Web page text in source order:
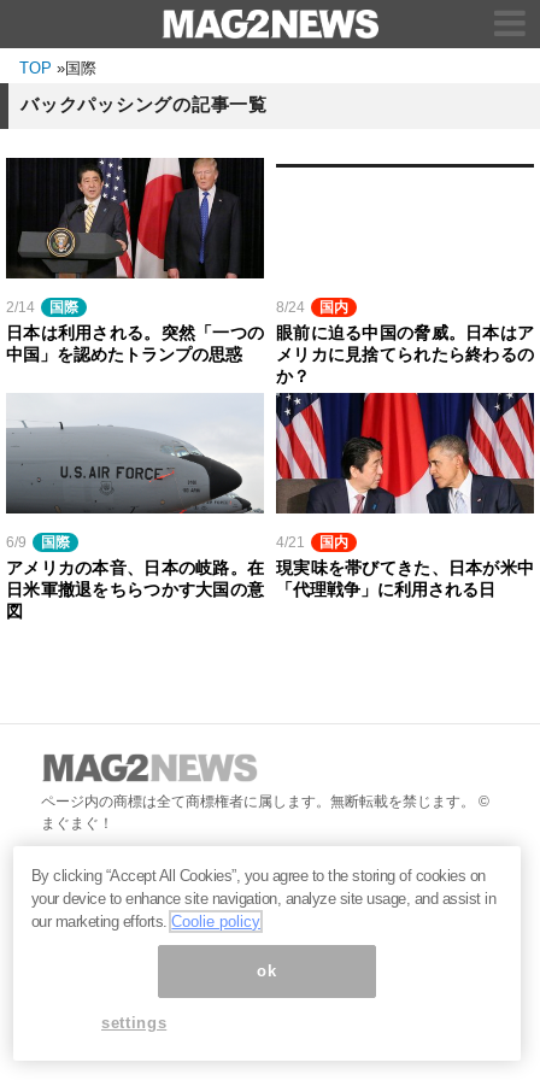
TOP »国際
バックパッシングの記事一覧
2/14 国際
日本は利用される。突然「一つの
中国」を認めたトランプの思惑
8/24 国内
眼前に迫る中国の脅威。日本はア
メリカに見捨てられたら終わるの
か？
6/9 国際
アメリカの本音、日本の岐路。在
日米軍撤退をちらつかす大国の意
図
4/21 国内
現実味を帯びてきた、日本が米中
「代理戦争」に利用される日
ページ内の商標は全て商標権者に属します。無断転載を禁じます。 ©
まぐまぐ！
By clicking “Accept All Cookies”, you agree to the storing of cookies on
your device to enhance site navigation, analyze site usage, and assist in
our marketing efforts.Coolie policy
ok
settings